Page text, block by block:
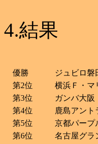
4.結果
優勝
ジュビロ磐
第2位
横浜Ｆ・マ
第3位
ガンバ大阪
第4位
鹿島アント
第5位
京都パープ
第6位
名古屋グラ